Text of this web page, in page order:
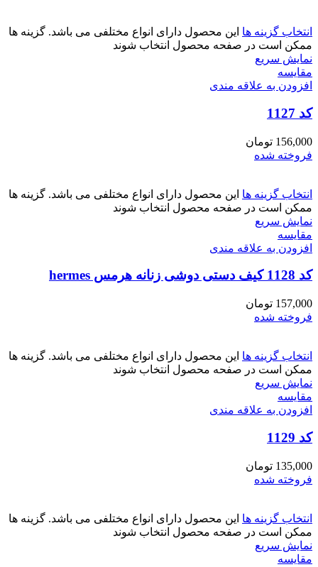
انتخاب گزینه ها این محصول دارای انواع مختلفی می باشد. گزینه ها
ممکن است در صفحه محصول انتخاب شوند
نمایش سریع
مقايسه
افزودن به علاقه مندی
کد 1127
156,000 تومان
فروخته شده
انتخاب گزینه ها این محصول دارای انواع مختلفی می باشد. گزینه ها
ممکن است در صفحه محصول انتخاب شوند
نمایش سریع
مقايسه
افزودن به علاقه مندی
کد 1128 کیف دستی دوشی زنانه هرمس hermes
157,000 تومان
فروخته شده
انتخاب گزینه ها این محصول دارای انواع مختلفی می باشد. گزینه ها
ممکن است در صفحه محصول انتخاب شوند
نمایش سریع
مقايسه
افزودن به علاقه مندی
کد 1129
135,000 تومان
فروخته شده
انتخاب گزینه ها این محصول دارای انواع مختلفی می باشد. گزینه ها
ممکن است در صفحه محصول انتخاب شوند
نمایش سریع
مقايسه